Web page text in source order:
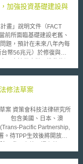
銀行之功能，第二版則
能認定基準︰新增複數
料銀行透明性和個人資料
條款之應記載事項︰包括
提供資料之條件等規定。
加強投資基礎建設與
畫」說明文件（FACT
前所面臨基礎建設老舊、
題，預計在未來八年內每
幣56兆元）於修復與升
文件指出，雖然美國為
疫情的衝擊下不僅導致工
創造更多的就業機會。
高速公路、橋樑，並升級
布建，提供全體人民可負
對氣候變遷危機時的韌
修法草案
究所
Pacific Partnership,
待TPP生效後將開放第